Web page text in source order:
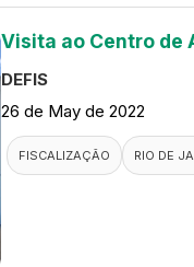
Visita ao Centro de
DEFIS
26 de May de 2022
FISCALIZAÇÃO RIO DE